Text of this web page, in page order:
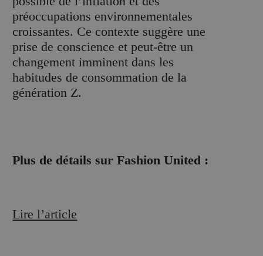
préoccupations environnementales
croissantes. Ce contexte suggère une
prise de conscience et peut-être un
changement imminent dans les
habitudes de consommation de la
génération Z.
Plus de détails sur Fashion United :
Lire l’article